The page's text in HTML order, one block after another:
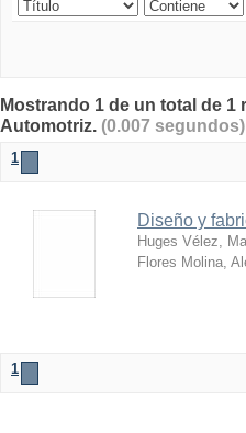
Mostrando 1 de un total de
Automotriz. (0.007 segundos)
1
Diseño y
Huges Vélez,
Flores Molina,
1